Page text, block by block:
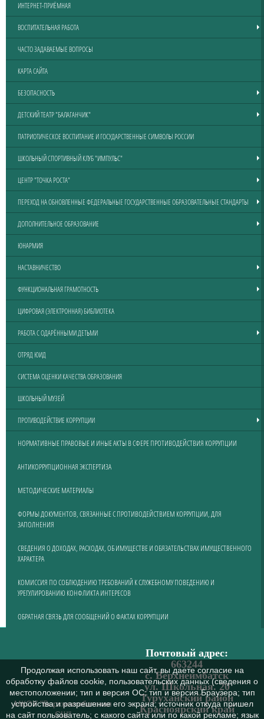
ИНТЕРНЕТ-ПРИЁМНАЯ
ВОСПИТАТЕЛЬНАЯ РАБОТА
ЧАСТО ЗАДАВАЕМЫЕ ВОПРОСЫ
КАРТА САЙТА
БЕЗОПАСНОСТЬ
ДЕТСКИЙ ТЕАТР "БАЛАГАНЧИК"
ПАТРИОТИЧЕСКОЕ ВОСПИТАНИЕ И ГОСУДАРСТВЕННЫЕ СИМВОЛЫ РОССИИ
ШКОЛЬНЫЙ СПОРТИВНЫЙ КЛУБ "ИМПУЛЬС"
ЦЕНТР "ТОЧКА РОСТА"
ПЕРЕХОД НА ОБНОВЛЕННЫЕ ФЕДЕРАЛЬНЫЕ ГОСУДАРСТВЕННЫЕ ОБРАЗОВАТЕЛЬНЫЕ СТАНДАРТЫ
ДОПОЛНИТЕЛЬНОЕ ОБРАЗОВАНИЕ
ЮНАРМИЯ
НАСТАВНИЧЕСТВО
ФУНКЦИОНАЛЬНАЯ ГРАМОТНОСТЬ
ЦИФРОВАЯ (ЭЛЕКТРОННАЯ) БИБЛИОТЕКА
РАБОТА С ОДАРЁННЫМИ ДЕТЬМИ
ОТРЯД ЮИД
СИСТЕМА ОЦЕНКИ КАЧЕСТВА ОБРАЗОВАНИЯ
ШКОЛЬНЫЙ МУЗЕЙ
ПРОТИВОДЕЙСТВИЕ КОРРУПЦИИ
НОРМАТИВНЫЕ ПРАВОВЫЕ И ИНЫЕ АКТЫ В СФЕРЕ ПРОТИВОДЕЙСТВИЯ КОРРУПЦИИ
АНТИКОРРУПЦИОННАЯ ЭКСПЕРТИЗА
МЕТОДИЧЕСКИЕ МАТЕРИАЛЫ
ФОРМЫ ДОКУМЕНТОВ, СВЯЗАННЫЕ С ПРОТИВОДЕЙСТВИЕМ КОРРУПЦИИ, ДЛЯ
ЗАПОЛНЕНИЯ
СВЕДЕНИЯ О ДОХОДАХ, РАСХОДАХ, ОБ ИМУЩЕСТВЕ И ОБЯЗАТЕЛЬСТВАХ ИМУЩЕСТВЕННОГО
ХАРАКТЕРА
КОМИССИЯ ПО СОБЛЮДЕНИЮ ТРЕБОВАНИЙ К СЛУЖЕБНОМУ ПОВЕДЕНИЮ И
УРЕГУЛИРОВАНИЮ КОНФЛИКТА ИНТЕРЕСОВ
ОБРАТНАЯ СВЯЗЬ ДЛЯ СООБЩЕНИЙ О ФАКТАХ КОРРУПЦИИ
МКОУ "Верхнеимбатская
СШ"
Почтовый адрес:
663244
с. Верхнеимбатск
ул. Школьная. 20
Туруханский район
Красноярский край
Продолжая использовать наш сайт, вы даете согласие на
обработку файлов cookie, пользовательских данных (сведения о
местоположении; тип и версия ОС; тип и версия Браузера; тип
устройства и разрешение его экрана; источник откуда пришел
на сайт пользователь; с какого сайта или по какой рекламе; язык